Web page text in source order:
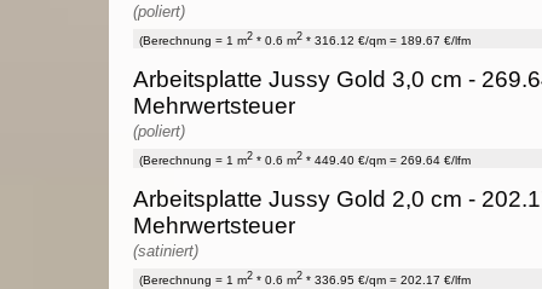
(poliert)
(Berechnung = 1 m2 * 0.6 m2 * 316.12 €/qm = 189.67 €/lfm
Arbeitsplatte Jussy Gold 3,0 cm -
Mehrwertsteuer
(poliert)
(Berechnung = 1 m2 * 0.6 m2 * 449.40 €/qm = 269.64 €/lfm
Arbeitsplatte Jussy Gold 2,0 cm -
Mehrwertsteuer
(satiniert)
(Berechnung = 1 m2 * 0.6 m2 * 336.95 €/qm = 202.17 €/lfm